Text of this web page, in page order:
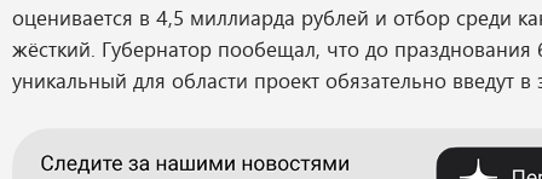
оценивается в 4,5 миллиарда рублей и отбор среди
жёсткий. Губернатор пообещал, что до празднования
уникальный для области проект обязательно введут в